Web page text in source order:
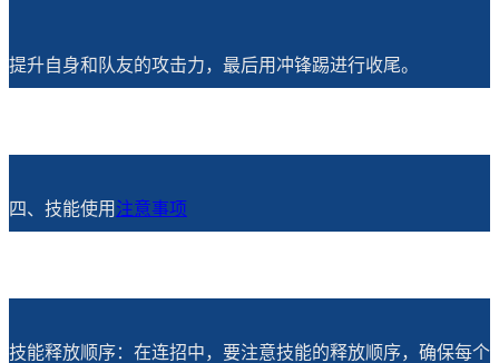
提升自身和队友的攻击力，最后用冲锋踢进行收尾。
四、技能使用 注意事项
技能释放顺序：在连招中，要注意技能的释放顺序，确保每个